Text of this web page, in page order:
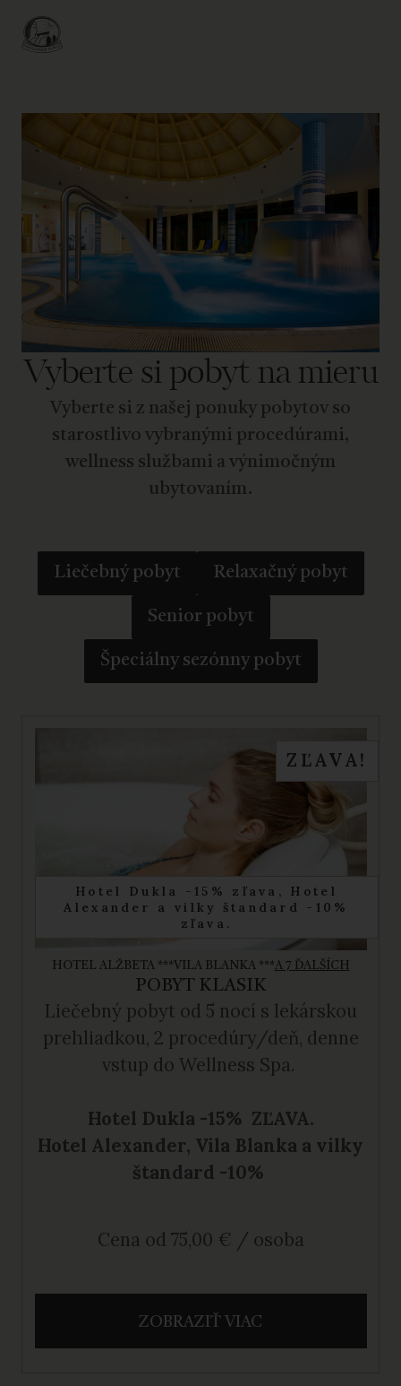
Vyberte si pobyt na mieru
Vyberte si z našej ponuky pobytov so
starostlivo vybranými procedúrami,
wellness službami a výnimočným
ubytovaním.
Liečebný pobyt Relaxačný pobyt
Senior pobyt
Špeciálny sezónny pobyt
ZĽAVA!
Hotel Dukla -15% zľava, Hotel
Alexander a vilky štandard -10%
zľava.
HOTEL ALŽBETA ***VILA BLANKA ***A 7 ĎALŠÍCH
POBYT KLASIK
Liečebný pobyt od 5 nocí s lekárskou
prehliadkou, 2 procedúry/deň, denne
vstup do Wellness Spa.
Hotel Dukla -15% ZĽAVA.
Hotel Alexander, Vila Blanka a vilky
štandard -10%
Cena od 75,00 € / osoba
ZOBRAZIŤ VIAC